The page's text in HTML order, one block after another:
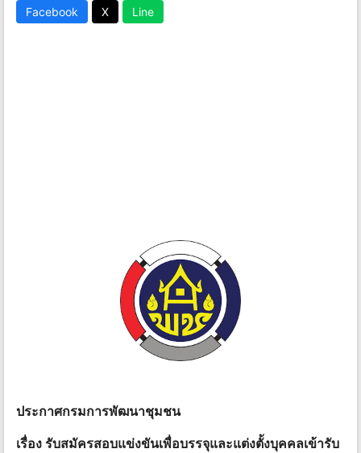
Facebook X Line
ประกาศกรมการพัฒนาชุมชน
เรื่อง รับสมัครสอบแข่งขันเพื่อบรรจุและแต่งตั้งบุคคลเข้ารับ